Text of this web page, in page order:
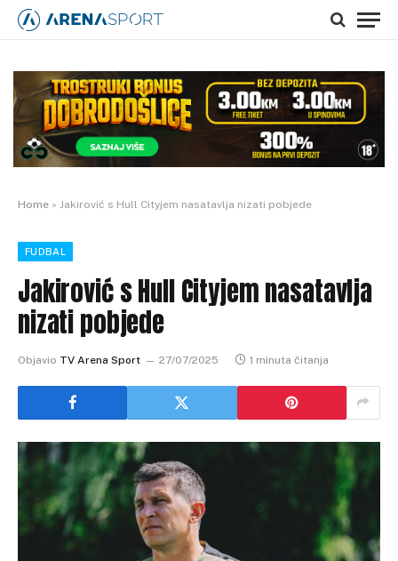
Home » Jakirović s Hull Cityjem nasatavlja nizati pobjede
FUDBAL
Jakirović s Hull Cityjem nasatavlja
nizati pobjede
Objavio TV Arena Sport 27/07/2025 1 minuta čitanja